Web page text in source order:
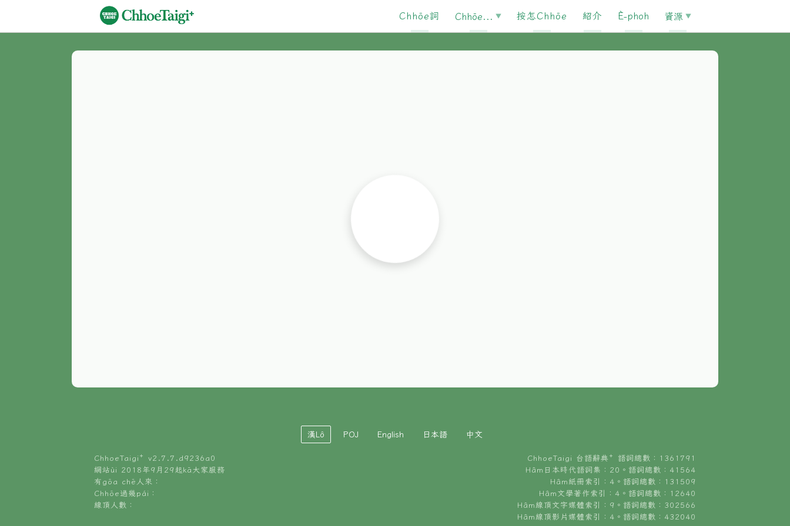
Chhōe詞 Chhōe... 按怎Chhōe 紹介 È-phoh 資源
漢Lô POJ English 日本語 中文
ChhoeTaigi⁺ v2.7.7.d9236a0
網站ùi 2018年9月29起kā大家服務
有gōa chē人來：
Chhōe過幾pái：
線頂人數：
ChhoeTaigi 台語辭典⁺ 語詞總數：1361791
Hâm日本時代語詞集：20。語詞總數：41564
Hâm紙冊索引：4。語詞總數：131509
Hâm文學著作索引：4。語詞總數：12640
Hâm線頂文字媒體索引：9。語詞總數：302566
Hâm線頂影片媒體索引：4。語詞總數：432040